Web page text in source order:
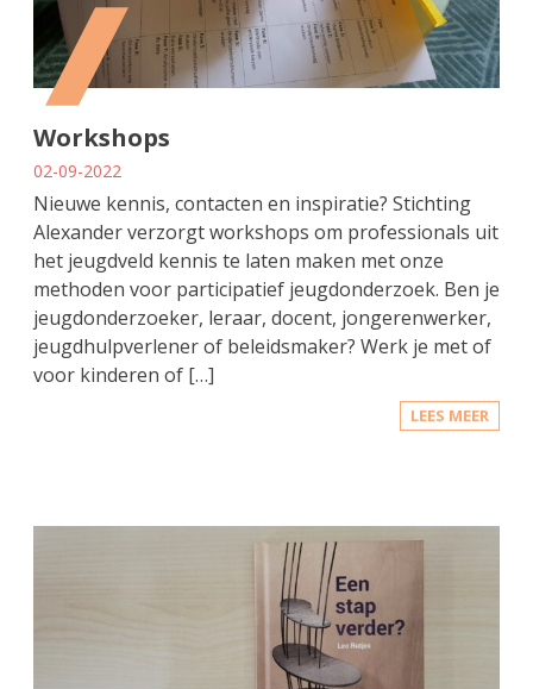
Workshops
02-09-2022
Nieuwe kennis, contacten en inspiratie? Stichting
Alexander verzorgt workshops om professionals uit
het jeugdveld kennis te laten maken met onze
methoden voor participatief jeugdonderzoek. Ben je
jeugdonderzoeker, leraar, docent, jongerenwerker,
jeugdhulpverlener of beleidsmaker? Werk je met of
voor kinderen of […]
LEES MEER